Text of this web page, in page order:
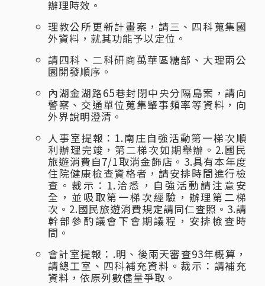
辦理時效。
理教公所更新計畫案，請三、四科蒐集國
外資料，就其功能予以定位。
請四科、二科研商萬華區糖部、大理兩公
園開發順序。
內湖金湖路65巷封閉中央分隔島案，請向
警察、交通單位蒐集肇事頻率等資料，向
外界說明澄清。
人事室提報：1.南庄自強活動第一梯次順
利辦理完竣，第二梯次如期舉辦。2.國民
旅遊消費自7/1取消金飾店。3.具有本年度
住院健康檢查資格者，請安排時間進行檢
查。裁示：1.洽悉，自強活動請注意安
全，並吸取第一梯次經驗，辦理第二梯
次。2.國民旅遊消費規定請同仁查照。3.請
幹部參酌議會下會期議程，安排檢查時
間。
會計室提報：.明、後兩天審查93年概算，
請總工室、四科補充資料。裁示：請補充
資料，依原列數儘量爭取。